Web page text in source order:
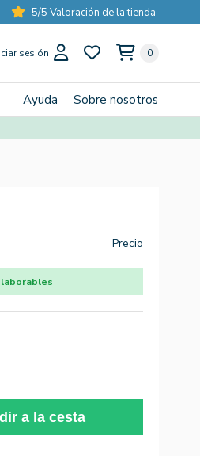
5/5 Valoración de la tienda
sesión 0
Ayuda Sobre nosotros
Precio
laborables
a la cesta